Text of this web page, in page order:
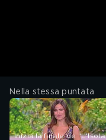
Nella stessa puntata
Inizia la finale de "L'Isola